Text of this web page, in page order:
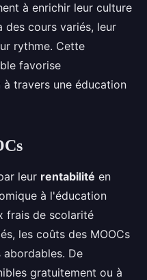
à enrichir leur culture
des cours variés, leur
rythme. Cette
favorise
à travers une éducation
leur rentabilité en
à l'éducation
frais de scolarité
les coûts des MOOCs
abordables. De
gratuitement ou à